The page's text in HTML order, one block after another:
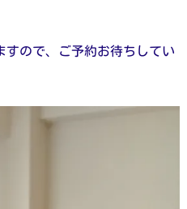
すので、ご予約お待ちしてい